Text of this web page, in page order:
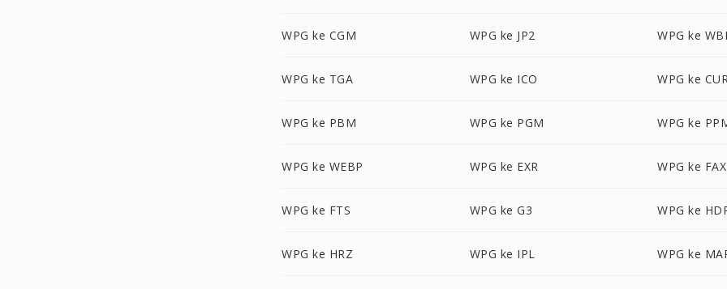
WPG ke CGM WPG ke JP2 WPG ke
WPG ke TGA WPG ke ICO WPG ke
WPG ke PBM WPG ke PGM WPG ke
WPG ke WEBP WPG ke EXR WPG ke FAX
WPG ke FTS WPG ke G3 WPG ke
WPG ke HRZ WPG ke IPL WPG ke